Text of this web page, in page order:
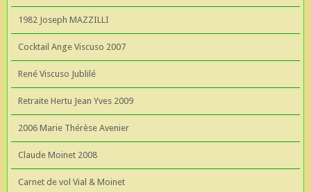
1982 Joseph MAZZILLI
Cocktail Ange Viscuso 2007
René Viscuso Jublilé
Retraite Hertu Jean Yves 2009
2006 Marie Thérèse Avenier
Claude Moinet 2008
Carnet de vol Vial & Moinet